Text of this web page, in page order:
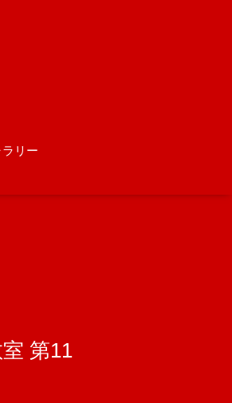
リー
第11